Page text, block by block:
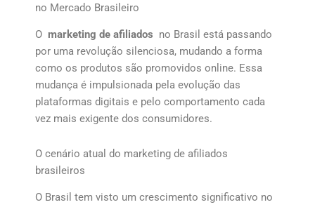
no Mercado Brasileiro
O marketing de afiliados no Brasil está passando
por uma revolução silenciosa, mudando a forma
como os produtos são promovidos online. Essa
mudança é impulsionada pela evolução das
plataformas digitais e pelo comportamento cada
vez mais exigente dos consumidores.
O cenário atual do marketing de afiliados
brasileiros
O Brasil tem visto um crescimento significativo no